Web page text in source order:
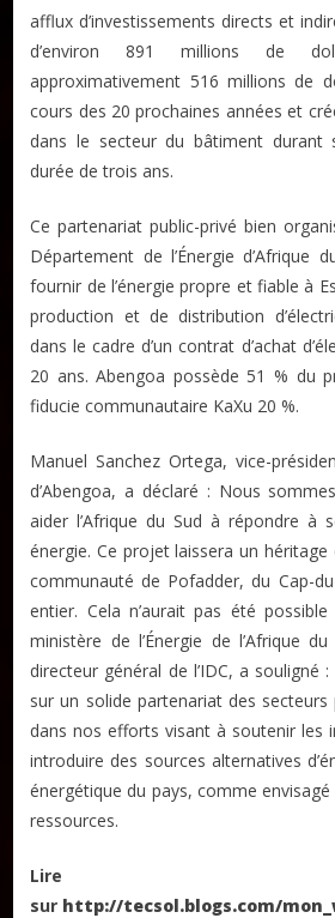
Les ateliers d’écriture littéraire
Mame Hulo
Publier un article
DON
afflux d’investissements directs et
d’environ 891 millions de
approximativement 516 millions de
cours des 20 prochaines années et
dans le secteur du bâtiment durant
durée de trois ans.
Ce partenariat public-privé bien
Département de l’Énergie d’Afrique
fournir de l’énergie propre et fiable à
production et de distribution
dans le cadre d’un contrat d’achat
20 ans. Abengoa possède 51 % du
fiducie communautaire KaXu 20 %.
Manuel Sanchez Ortega, vice-
d’Abengoa, a déclaré : Nous
aider l’Afrique du Sud à répondre à
énergie. Ce projet laissera un
communauté de Pofadder, du Cap-
entier. Cela n’aurait pas été
ministère de l’Énergie de l’Afrique
directeur général de l’IDC, a souligné
sur un solide partenariat des secteurs
dans nos efforts visant à soutenir les
introduire des sources alternatives
énergétique du pays, comme
ressources.
Lire
sur http://tecsol.blogs.com/